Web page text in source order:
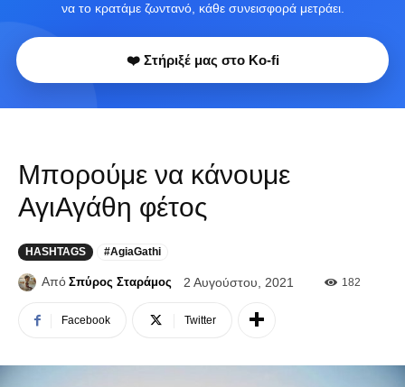
να το κρατάμε ζωντανό, κάθε συνεισφορά μετράει.
❤️ Στήριξέ μας στο Ko-fi
Μπορούμε να κάνουμε
ΑγιΑγάθη φέτος
HASHTAGS #AgiaGathi
Από Σπύρος Σταράμος 2 Αυγούστου, 2021 182
Facebook Twitter